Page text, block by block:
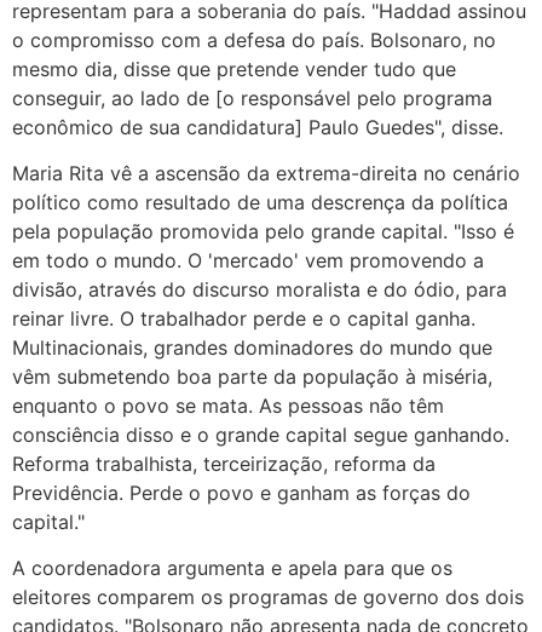
representam para a soberania do país. "Haddad assinou
o compromisso com a defesa do país. Bolsonaro, no
mesmo dia, disse que pretende vender tudo que
conseguir, ao lado de [o responsável pelo programa
econômico de sua candidatura] Paulo Guedes", disse.
Maria Rita vê a ascensão da extrema-direita no cenário
político como resultado de uma descrença da política
pela população promovida pelo grande capital. "Isso é
em todo o mundo. O 'mercado' vem promovendo a
divisão, através do discurso moralista e do ódio, para
reinar livre. O trabalhador perde e o capital ganha.
Multinacionais, grandes dominadores do mundo que
vêm submetendo boa parte da população à miséria,
enquanto o povo se mata. As pessoas não têm
consciência disso e o grande capital segue ganhando.
Reforma trabalhista, terceirização, reforma da
Previdência. Perde o povo e ganham as forças do
capital."
A coordenadora argumenta e apela para que os
eleitores comparem os programas de governo dos dois
candidatos. "Bolsonaro não apresenta nada de concreto